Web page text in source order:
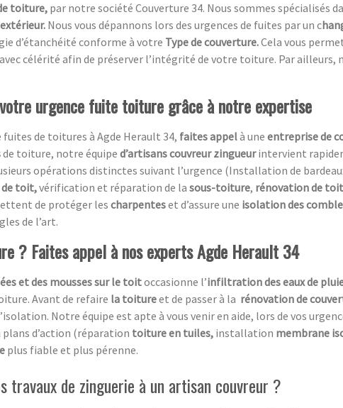
toiture, par notre société Couverture 34. Nous sommes spécialisés
Nous vous dépannons lors des urgences de fuites par un c
d’étanchéité conforme à votre Type de couverture.Cela vous
célérité afin de préserver l’intégrité de votre toiture. Par ailleurs,
urgence fuite toiture grâce à notre expertise
fuites de toitures à Agde Herault 34, faites appelà une entreprise de
de toiture, notre équipe d’artisans couvreur zingueurintervient
opérations distinctes suivant l’urgence (Installation de
toit,vérification et réparation de la sous-toiture, rénovation de
de protéger les charpenteset d’assure une isolation des
de l’art.
? Faites appel à nos experts Agde Herault 34
et des mousses sur le toitoccasionne l’infiltration des eaux de
Avant de refaire la toitureet de passer à la rénovation de
Notre équipe est apte à vous venir en aide, lors de vos
d’action (réparation toiture en tuiles, installation membrane
plus fiable et plus pérenne.
travaux de zinguerie à un artisan couvreur ?